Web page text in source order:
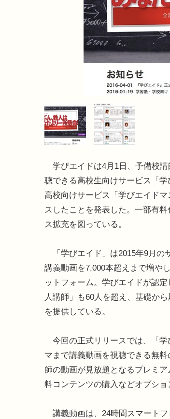
学びエイドは4月1日、予備校
聴できる高校生向けサービス「学
高校向けサービス「学びエイド
スしたことを発表した。一部有
ス拡充を図っている。
「学びエイド」は2015年9月の
講義動画を7,000本超えまで増や
ットフォーム。学びエイドが認
人講師」も60人を超え、基礎か
を提供している。
今回の正式リリースでは、「学
マまで講義動画を視聴できる無
師の動画が見放題となるプレミ
料コンテンツの購入などオプショ
講義動画は、24時間スマートフ